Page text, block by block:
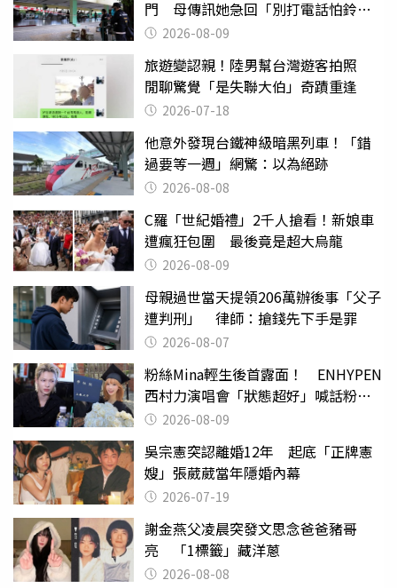
門 母傳訊她急回「別打電話怕鈴
響」2026-08-09
旅遊變認親！陸男幫台灣遊客拍照
閒聊驚覺「是失聯大伯」奇蹟重逢
2026-07-18
他意外發現台鐵神級暗黑列車！「錯
過要等一週」網驚：以為絕跡
2026-08-08
C羅「世紀婚禮」2千人搶看！新娘車
遭瘋狂包圍 最後竟是超大烏龍
2026-08-09
母親過世當天提領206萬辦後事「父子
遭判刑」 律師：搶錢先下手是罪
2026-08-07
粉絲Mina輕生後首露面！ ENHYPEN
西村力演唱會「狀態超好」喊話粉
絲：我們心意相通
2026-08-09
吳宗憲突認離婚12年 起底「正牌憲
嫂」張葳葳當年隱婚內幕
2026-07-19
謝金燕父凌晨突發文思念爸爸豬哥
亮 「1標籤」藏洋蔥
2026-08-08